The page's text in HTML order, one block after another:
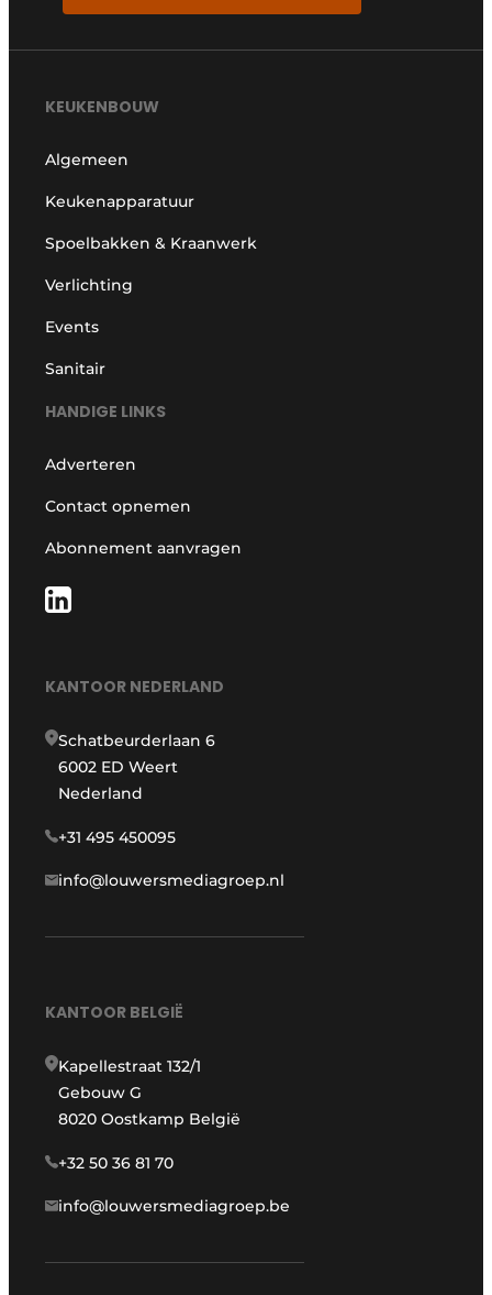
KEUKENBOUW
Algemeen
Keukenapparatuur
Spoelbakken & Kraanwerk
Verlichting
Events
Sanitair
HANDIGE LINKS
Adverteren
Contact opnemen
Abonnement aanvragen
KANTOOR NEDERLAND
Schatbeurderlaan 6
6002 ED Weert
Nederland
+31 495 450095
info@louwersmediagroep.nl
KANTOOR BELGIË
Kapellestraat 132/1
Gebouw G
8020 Oostkamp België
+32 50 36 81 70
info@louwersmediagroep.be